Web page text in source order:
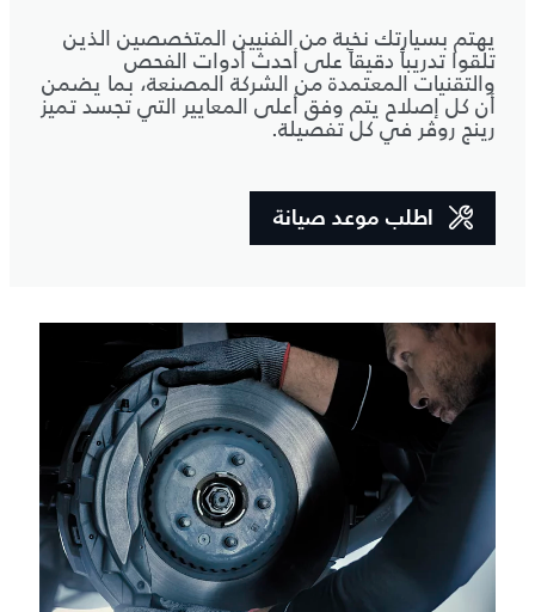
يهتم بسيارتك نخبة من الفنيين المتخصصين الذين
تلقوا تدريباً دقيقاً على أحدث أدوات الفحص
والتقنيات المعتمدة من الشركة المصنعة، بما يضمن
أن كل إصلاح يتم وفق أعلى المعايير التي تجسد تميز
رينج روڤر في كل تفصيلة.
اطلب موعد صيانة